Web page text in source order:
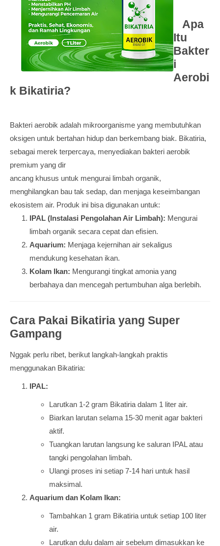
Apa
Itu
Bakter
i
Aerobi
k Bikatiria?
Bakteri aerobik adalah mikroorganisme yang membutuhkan
oksigen untuk bertahan hidup dan berkembang biak. Bikatiria,
sebagai merek terpercaya, menyediakan bakteri aerobik
premium yang dir
ancang khusus untuk mengurai limbah organik,
menghilangkan bau tak sedap, dan menjaga keseimbangan
ekosistem air. Produk ini bisa digunakan untuk:
IPAL (Instalasi Pengolahan Air Limbah): Mengurai
limbah organik secara cepat dan efisien.
Aquarium: Menjaga kejernihan air sekaligus
mendukung kesehatan ikan.
Kolam Ikan: Mengurangi tingkat amonia yang
berbahaya dan mencegah pertumbuhan alga berlebih.
Cara Pakai Bikatiria yang Super
Gampang
Nggak perlu ribet, berikut langkah-langkah praktis
menggunakan Bikatiria:
IPAL:
Larutkan 1-2 gram Bikatiria dalam 1 liter air.
Biarkan larutan selama 15-30 menit agar bakteri
aktif.
Tuangkan larutan langsung ke saluran IPAL atau
tangki pengolahan limbah.
Ulangi proses ini setiap 7-14 hari untuk hasil
maksimal.
Aquarium dan Kolam Ikan:
Tambahkan 1 gram Bikatiria untuk setiap 100 liter
air.
Larutkan dulu dalam air sebelum dimasukkan ke